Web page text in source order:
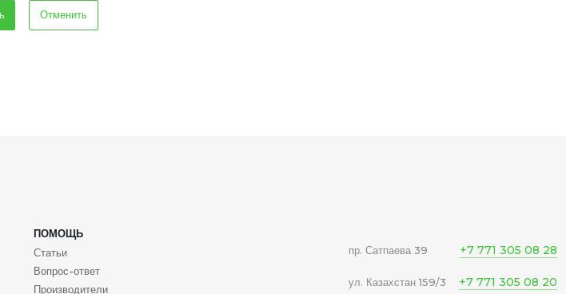
Отменить
ПОМОЩЬ
Статьи
Вопрос-ответ
Производители
пр. Сатпаева 39 +7 771 305 08 28
ул. Казахстан 159/3 +7 771 305 08 20